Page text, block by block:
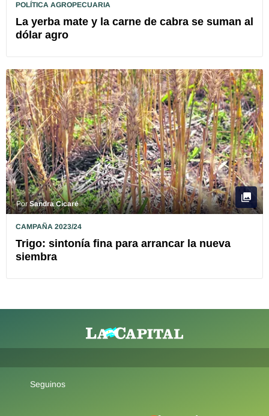
POLÍTICA AGROPECUARIA
La yerba mate y la carne de cabra se suman al
dólar agro
PorSandra Cicaré
CAMPAÑA 2023/24
Trigo: sintonía fina para arrancar la nueva
siembra
Seguinos